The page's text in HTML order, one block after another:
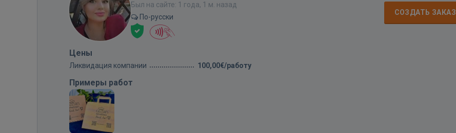
Был на сайте: 1 года, 1 м. назад
По-русски
СОЗДАТЬ ЗАКАЗ
Цены
Ликвидация компании 100,00€/работу
Примеры работ